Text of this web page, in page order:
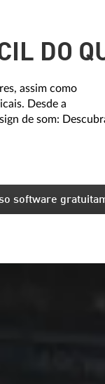
DO
assim como
Desde a
de som:
software